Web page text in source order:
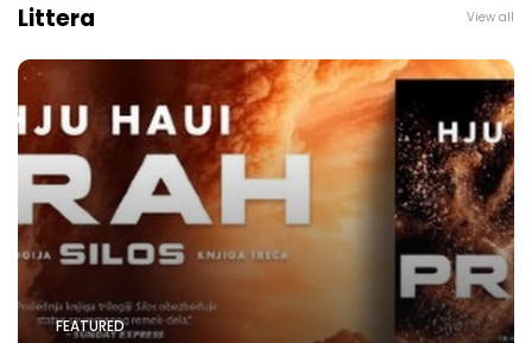
Littera View all
FEATURED